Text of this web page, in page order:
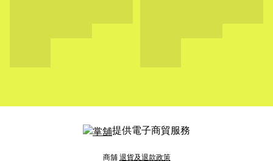
提供電子商貿服務
商舖 退貨及退款政策